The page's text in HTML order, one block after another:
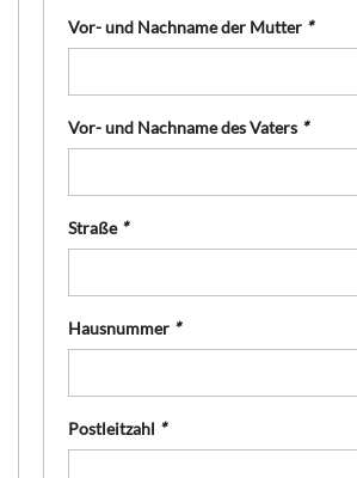
Vor- und Nachname der Mutter *
Vor- und Nachname des Vaters *
Straße *
Hausnummer *
Postleitzahl *